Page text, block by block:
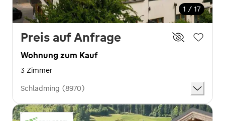
1 / 17
Preis auf Anfrage
Wohnung zum Kauf
3 Zimmer
Schladming (8970)